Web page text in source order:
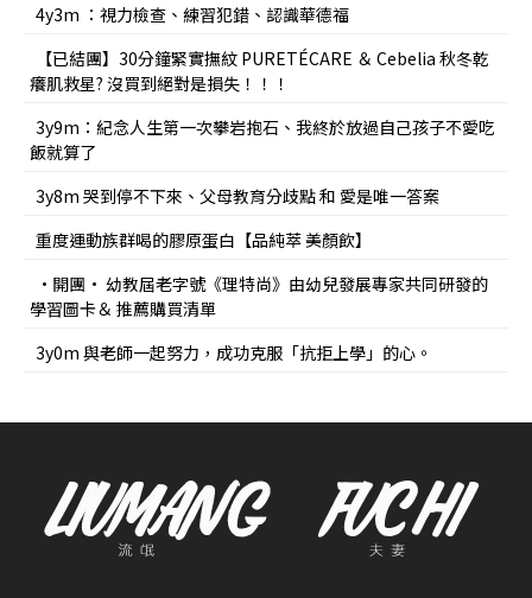
4y3m ：視力檢查、練習犯錯、認識華德福
【已結團】30分鐘緊實撫紋 PURETÉCARE ＆ Cebelia 秋冬乾
癢肌救星? 沒買到絕對是損失！！！
3y9m：紀念人生第一次攀岩抱石、我終於放過自己孩子不愛吃
飯就算了
3y8m 哭到停不下來、父母教育分歧點 和 愛是唯一答案
重度運動族群喝的膠原蛋白【品純萃 美顏飲】
•開團• 幼教屆老字號《理特尚》由幼兒發展專家共同研發的
學習圖卡＆ 推薦購買清單
3y0m 與老師一起努力，成功克服「抗拒上學」的心。